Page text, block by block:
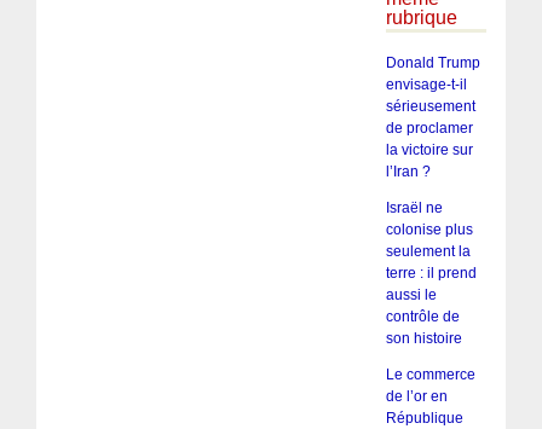
rubrique
Donald Trump
envisage-t-il
sérieusement
de proclamer
la victoire sur
l’Iran ?
Israël ne
colonise plus
seulement la
terre : il prend
aussi le
contrôle de
son histoire
Le commerce
de l’or en
République